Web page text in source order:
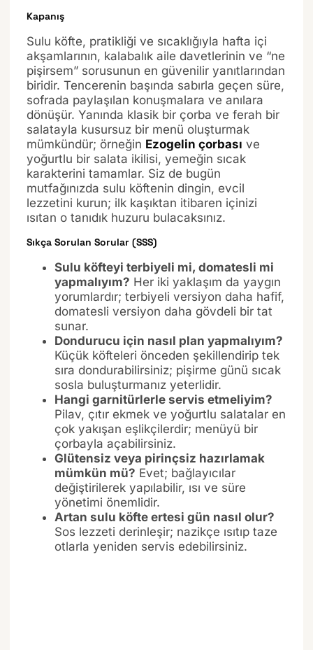
Kapanış
Sulu köfte, pratikliği ve sıcaklığıyla hafta içi
akşamlarının, kalabalık aile davetlerinin ve “ne
pişirsem” sorusunun en güvenilir yanıtlarından
biridir. Tencerenin başında sabırla geçen süre,
sofrada paylaşılan konuşmalara ve anılara
dönüşür. Yanında klasik bir çorba ve ferah bir
salatayla kusursuz bir menü oluşturmak
mümkündür; örneğin Ezogelin çorbası ve
yoğurtlu bir salata ikilisi, yemeğin sıcak
karakterini tamamlar. Siz de bugün
mutfağınızda sulu köftenin dingin, evcil
lezzetini kurun; ilk kaşıktan itibaren içinizi
ısıtan o tanıdık huzuru bulacaksınız.
Sıkça Sorulan Sorular (SSS)
Sulu köfteyi terbiyeli mi, domatesli mi
yapmalıyım? Her iki yaklaşım da yaygın
yorumlardır; terbiyeli versiyon daha hafif,
domatesli versiyon daha gövdeli bir tat
sunar.
Dondurucu için nasıl plan yapmalıyım?
Küçük köfteleri önceden şekillendirip tek
sıra dondurabilirsiniz; pişirme günü sıcak
sosla buluşturmanız yeterlidir.
Hangi garnitürlerle servis etmeliyim?
Pilav, çıtır ekmek ve yoğurtlu salatalar en
çok yakışan eşlikçilerdir; menüyü bir
çorbayla açabilirsiniz.
Glütensiz veya pirinçsiz hazırlamak
mümkün mü? Evet; bağlayıcılar
değiştirilerek yapılabilir, ısı ve süre
yönetimi önemlidir.
Artan sulu köfte ertesi gün nasıl olur?
Sos lezzeti derinleşir; nazikçe ısıtıp taze
otlarla yeniden servis edebilirsiniz.